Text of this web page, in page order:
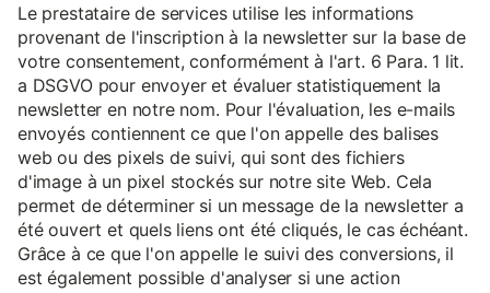
Le prestataire de services utilise les informations
provenant de l'inscription à la newsletter sur la base de
votre consentement, conformément à l'art. 6 Para. 1 lit.
a DSGVO pour envoyer et évaluer statistiquement la
newsletter en notre nom. Pour l'évaluation, les e-mails
envoyés contiennent ce que l'on appelle des balises
web ou des pixels de suivi, qui sont des fichiers
d'image à un pixel stockés sur notre site Web. Cela
permet de déterminer si un message de la newsletter a
été ouvert et quels liens ont été cliqués, le cas échéant.
Grâce à ce que l'on appelle le suivi des conversions, il
est également possible d'analyser si une action